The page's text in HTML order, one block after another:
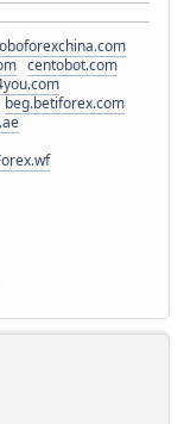
centobot.com
beg.betiforex.com